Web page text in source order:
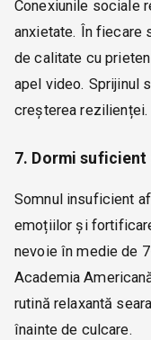
Conexiunile sociale
anxietate. În fiecare
de calitate cu
apel video. Sprijinul
creșterea rezilienței.
7. Dormi
Somnul insuficient
emoțiilor și
nevoie în medie de
Academia
rutină relaxantă
înainte de culcare.